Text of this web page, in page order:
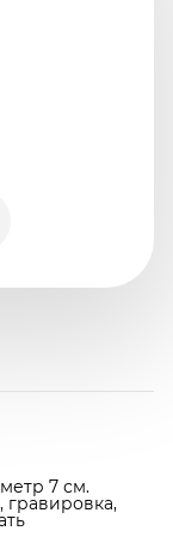
7 см.
гравировка,